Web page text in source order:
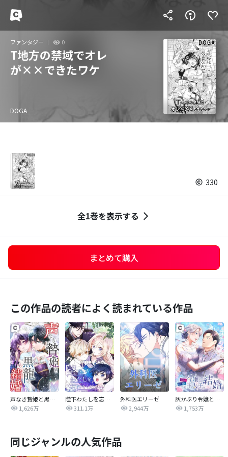
ファンタジー 0
T地方の禁域でオレ
が××できたワケ
DOGA
330
全1巻を表示する
まとめて購入
この作品の読者によく読まれている作品
声なき贄姫と黒龍の結婚
1,626万
陛下わたしを忘れてください
311.1万
外科医エリーゼ
2,944万
灰かぶり令嬢と行き遅れ元王太子の結婚
1,753万
同じジャンルの人気作品